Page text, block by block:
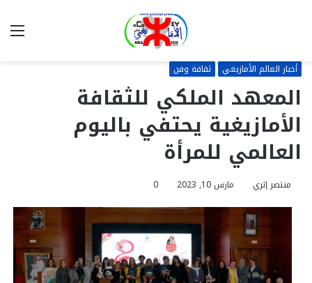
أخبار العالم الأمازيغي ثقافة وفن
المعهد الملكي للثقافة
الأمازيغية يحتفي باليوم
العالمي للمرأة
منتصر إثري مارس 10, 2023 0